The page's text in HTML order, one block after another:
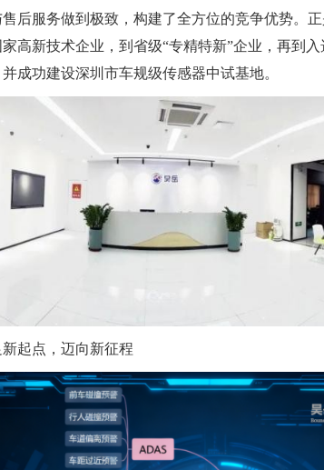
后服务做到极致，构建了全方位的竞争优势。
高新技术企业，到省级“专精特新”企业，再到
成功建设深圳市车规级传感器中试基地。
起点，迈向新征程